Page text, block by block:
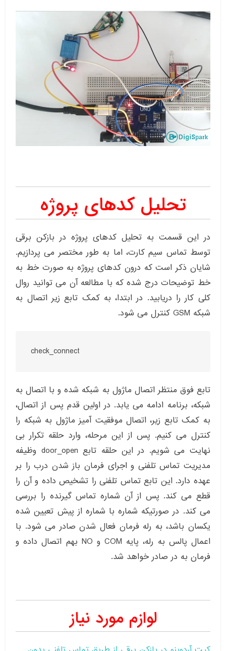
تحلیل کدهای پروژه
در این قسمت به تحلیل کدهای پروژه در بازکن برقی
توسط تماس سیم کارت، اما به طور مختصر می پردازیم.
شایان ذکر است که درون کدهای پروژه به صورت خط به
خط توضیحات درج شده که با مطالعه آن می توانید روال
کلی کار را دریابید. در ابتدا، به کمک تابع زیر اتصال به
شبکه GSM کنترل می شود.
check_connect
تابع فوق منتظر اتصال ماژول به شبکه شده و با اتصال به
شبکه، برنامه ادامه می یابد. در اولین قدم پس از اتصال،
به کمک تابع زیر، اتصال موفقیت آمیز ماژول به شبکه را
کنترل می کنیم. پس از این مرحله، وارد حلقه تکرار بی
نهایت می شویم. در این حلقه تابع door_open وظیفه
مدیریت تماس تلفنی و اجرای فرمان باز شدن درب را بر
عهده دارد. این تابع تماس تلفنی را تشخیص داده و آن را
قطع می کند. پس از آن شماره تماس گیرنده را بررسی
می کند. در صورتیکه شماره با شماره از پیش تعیین شده
یکسان باشد، به رله فرمان فعال شدن صادر می شود. با
اعمال پالس به رله، پایه COM و NO بهم اتصال داده و
فرمان به در صادر خواهد شد.
لوازم مورد نیاز